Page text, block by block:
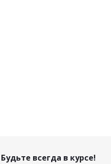
Будьте всегда в курсе!